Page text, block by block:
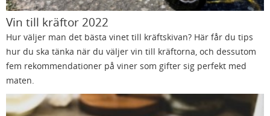
Vin till kräftor 2022
Hur väljer man det bästa vinet till kräftskivan? Här får du tips
hur du ska tänka när du väljer vin till kräftorna, och dessutom
fem rekommendationer på viner som gifter sig perfekt med
maten.